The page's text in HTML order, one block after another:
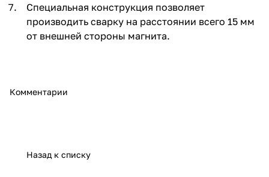
Специальная конструкция позволяет
производить сварку на расстоянии всего 15 мм
от внешней стороны магнита.
Комментарии
Назад к списку